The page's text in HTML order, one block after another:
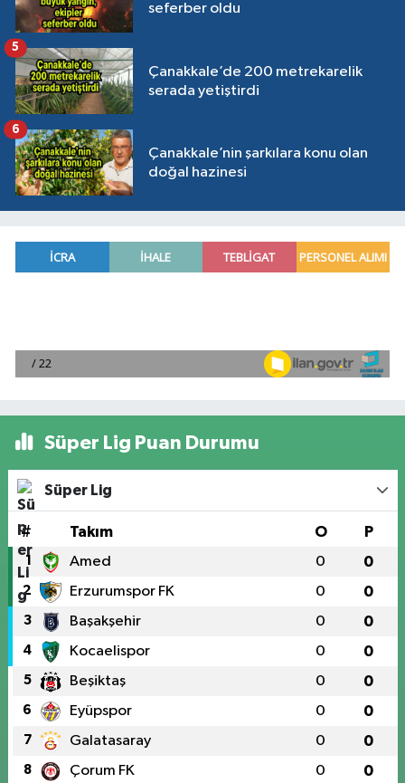
seferber oldu
Çanakkale’de 200 metrekarelik
serada yetiştirdi
5
Çanakkale’nin şarkılara konu olan
doğal hazinesi
6
Süper Lig Puan Durumu
Süper Lig
# Takım O P
1 Amed 0 0
2 Erzurumspor FK 0 0
3 Başakşehir 0 0
4 Kocaelispor 0 0
5 Beşiktaş 0 0
6 Eyüpspor 0 0
7 Galatasaray 0 0
8 Çorum FK 0 0